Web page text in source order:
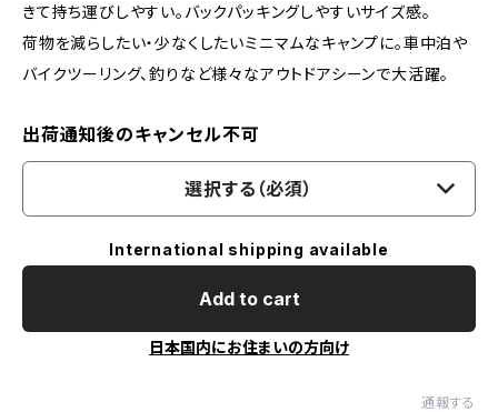
きて持ち運びしやすい。バックパッキングしやすいサイズ感。
荷物を減らしたい・少なくしたいミニマムなキャンプに。車中泊や
バイクツーリング、釣りなど様々なアウトドアシーンで大活躍。
出荷通知後のキャンセル不可
選択する（必須）
International shipping available
Add to cart
日本国内にお住まいの方向け
通報する